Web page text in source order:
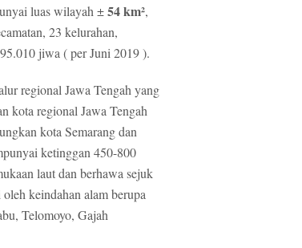
luas wilayah ±54 km²,
23 kelurahan,
jiwa ( per Juni 2019 ).
regional Jawa Tengah yang
kota regional Jawa Tengah
kota Semarang dan
ketinggan 450-800
laut dan berhawa sejuk
keindahan alam berupa
Telomoyo, Gajah